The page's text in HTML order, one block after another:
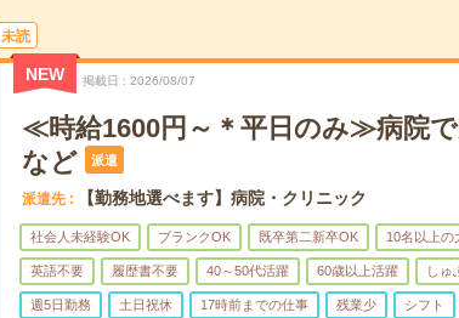
未読
NEW 掲載日 2026/08/07
≪時給1600円～＊平日のみ≫病院
など
派遣
派遣先 【勤務地選べます】病院・クリニック
社会人未経験OK ブランクOK 既卒第二新卒OK 10名以上の
英語不要 履歴書不要 40～50代活躍 60歳以上活躍 しゅ
週5日勤務 土日祝休 17時前までの仕事 残業少 シフト